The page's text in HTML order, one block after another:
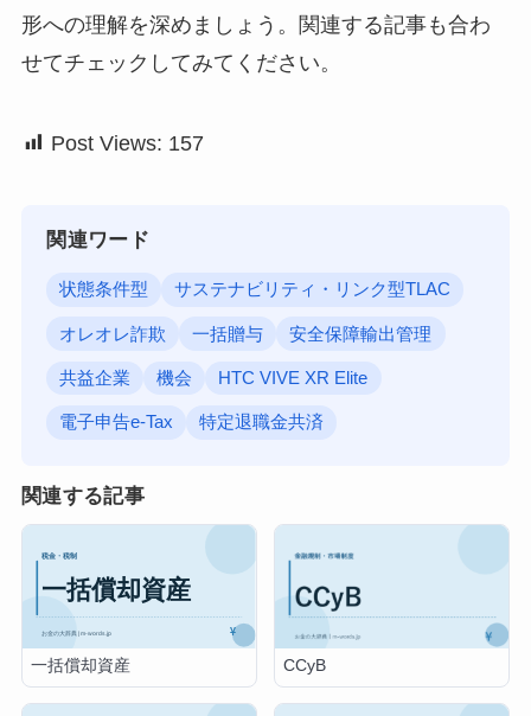
形への理解を深めましょう。関連する記事も合わ
せてチェックしてみてください。
Post Views: 157
関連ワード
状態条件型 サステナビリティ・リンク型TLAC
オレオレ詐欺 一括贈与 安全保障輸出管理
共益企業 機会 HTC VIVE XR Elite
電子申告e-Tax 特定退職金共済
関連する記事
一括償却資産 CCyB